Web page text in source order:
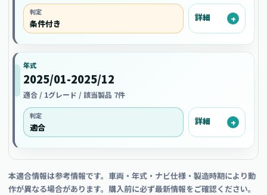
判定
条件付き
詳細
年式
2025/01-2025/12
適合 / 1グレード / 該当製品 7件
判定
適合
詳細
本適合情報は参考情報です。車両・年式・ナビ仕様・製造時期により動
作が異なる場合があります。購入前に必ず最新情報をご確認ください。